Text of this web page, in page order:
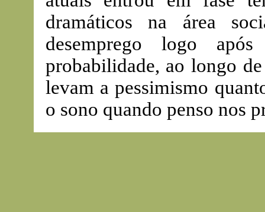
dramáticos na área
desemprego logo
probabilidade, ao longo
levam a pessimismo
o sono quando penso nos